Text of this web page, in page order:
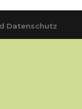
Datenschutz